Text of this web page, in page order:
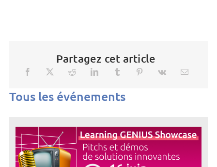
Partagez cet article
Tous les événements